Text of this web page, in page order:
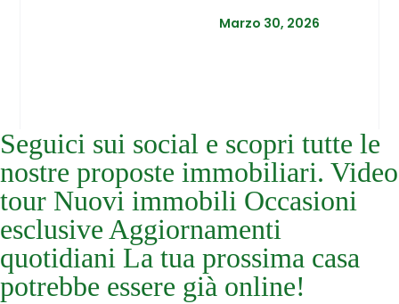
Marzo 30, 2026
Seguici sui social e scopri tutte le
nostre proposte immobiliari. Video
tour Nuovi immobili Occasioni
esclusive Aggiornamenti
quotidiani La tua prossima casa
potrebbe essere già online!